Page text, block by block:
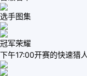
选手图集
冠军荣耀
下午17:00开赛的快速猎